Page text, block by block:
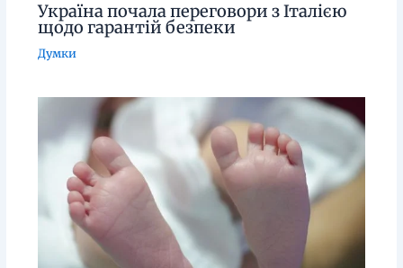
Україна почала переговори з Італією
щодо гарантій безпеки
Думки